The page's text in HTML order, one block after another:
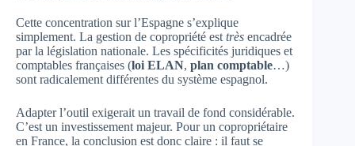
Cette concentration sur l’Espagne s’explique
simplement. La gestion de copropriété est très encadrée
par la législation nationale. Les spécificités juridiques et
comptables françaises (loi ELAN, plan comptable…)
sont radicalement différentes du système espagnol.
Adapter l’outil exigerait un travail de fond considérable.
C’est un investissement majeur. Pour un copropriétaire
en France, la conclusion est donc claire : il faut se